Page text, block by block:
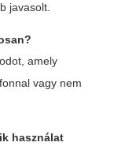
javasolt.
amely
vagy nem
használat